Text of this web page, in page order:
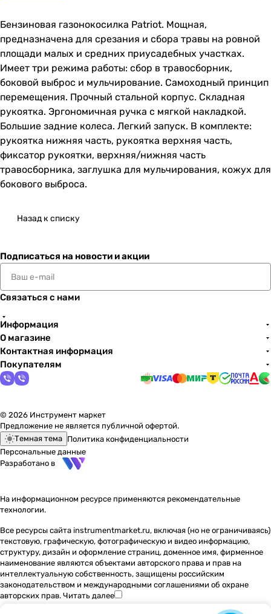
Бензиновая газонокосилка Patriot. Мощная,
предназначена для срезания и сбора травы на ровной
площади малых и средних приусадебных участках.
Имеет три режима работы: сбор в травосборник,
боковой выброс и мульчирование. Самоходный принцип
перемещения. Прочный стальной корпус. Складная
рукоятка. Эргономичная ручка с мягкой накладкой.
Большие задние колеса. Легкий запуск. В комплекте:
рукоятка нижняя часть, рукоятка верхняя часть,
фиксатор рукоятки, верхняя/нижняя часть
травосборника, заглушка для мульчирования, кожух для
бокового выброса.
Назад к списку
Подписаться на новости и акции
Связаться с нами
Информация
О магазине
Контактная информация
Покупателям
© 2026 Инструмент маркет
Предложение не является публичной офертой.
Темная тема Политика конфиденциальности
Персональные данные
Разработано в
На информационном ресурсе применяются рекомендательные
технологии.
Все ресурсы сайта instrumentmarket.ru, включая (но не ограничиваясь)
текстовую, графическую, фотографическую и видео информацию,
структуру, дизайн и оформление страниц, доменное имя, фирменное
наименование являются объектами авторского права и прав на
интеллектуальную собственность, защищены российским
законодательством и международными соглашениями об охране
авторских прав. Читать далее